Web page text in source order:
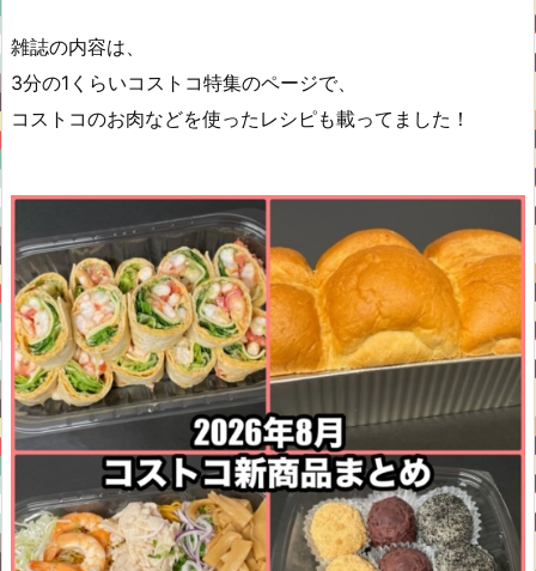
雑誌の内容は、
3分の1くらいコストコ特集のページで、
コストコのお肉などを使ったレシピも載ってました！